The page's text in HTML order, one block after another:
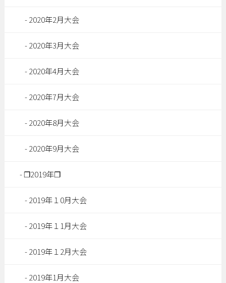
2020年2月大会
2020年3月大会
2020年4月大会
2020年7月大会
2020年8月大会
2020年9月大会
❐2019年❐
2019年１0月大会
2019年１1月大会
2019年１2月大会
2019年1月大会